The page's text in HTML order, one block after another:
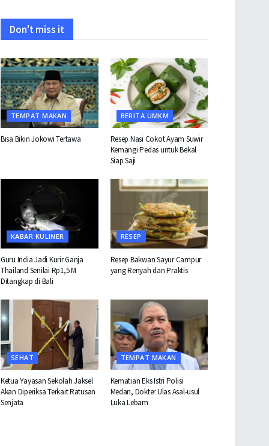
Don't miss it
TEMPAT MAKAN
Bisa Bikin Jokowi Tertawa
BERITA UMKM
Resep Nasi Cokot Ayam Suwir
Kemangi Pedas untuk Bekal
Siap Saji
KABAR KULINER
Guru India Jadi Kurir Ganja
Thailand Senilai Rp1,5 M
Ditangkap di Bali
RESEP
Resep Bakwan Sayur Campur
yang Renyah dan Praktis
SEHAT
Ketua Yayasan Sekolah Jaksel
Akan Diperiksa Terkait Ratusan
Senjata
TEMPAT MAKAN
Kematian Eks Istri Polisi
Medan, Dokter Ulas Asal-usul
Luka Lebam